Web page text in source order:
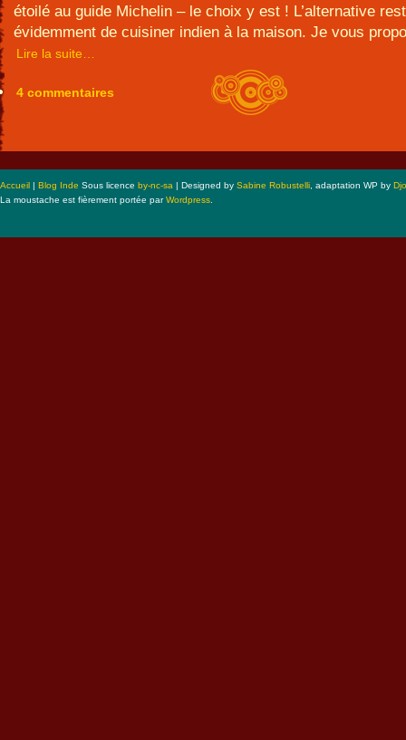
étoilé au guide Michelin – le choix y est ! L’alternative
évidemment de cuisiner indien à la maison. Je vous
Lire la suite…
4 commentaires
Accueil | Blog Inde Sous licence by-nc-sa | Designed by Sabine Robustelli , adaptation WP by
La moustache est fièrement portée parWordpress